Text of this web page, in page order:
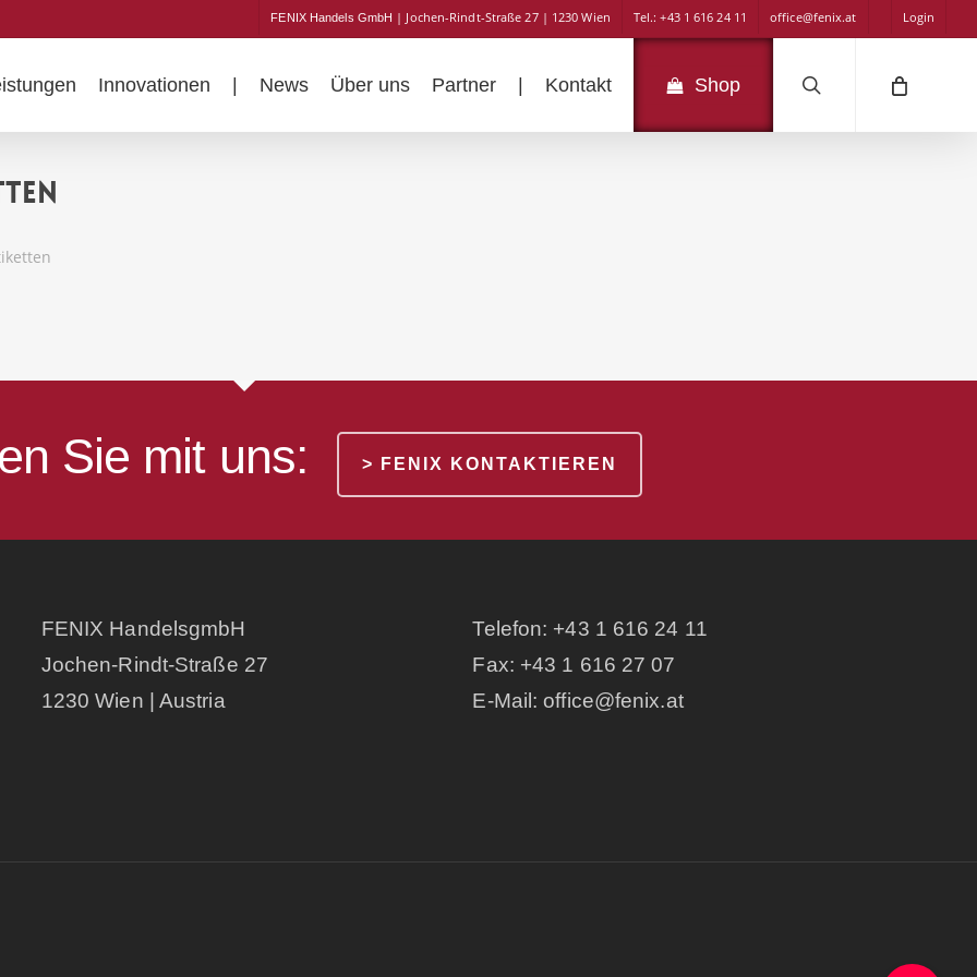
FENIX Handels GmbH | Jochen-Rindt-Straße 27 | 1230 Wien Tel.: +43 1 616 24 11 office@fenix.at Login
Innovationen | News Über uns Partner | Kontakt Shop
Sie mit uns: > FENIX KONTAKTIEREN
FENIX HandelsgmbH
Jochen-Rindt-Straße 27
1230 Wien | Austria
Telefon: +43 1 616 24 11
Fax: +43 1 616 27 07
E-Mail:office@fenix.at